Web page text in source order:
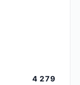
4 279